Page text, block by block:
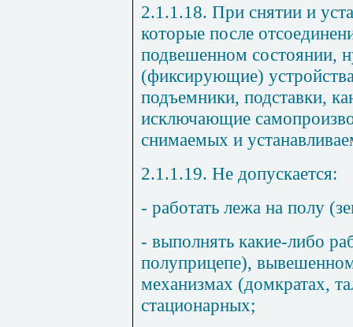
2.1.1.18. При снятии и
которые после
подвешенном состоянии,
(фиксирующие)
подъемники, подставки,
исключающие
снимаемых и
2.1.1.19. Не допускается:
- работать лежа на полу
- выполнять какие-либо
полуприцепе),
механизмах (домкратах,
стационарных;